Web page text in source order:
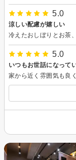
5.0
涼しい配慮が嬉しい
5.0
いつもお世話になって